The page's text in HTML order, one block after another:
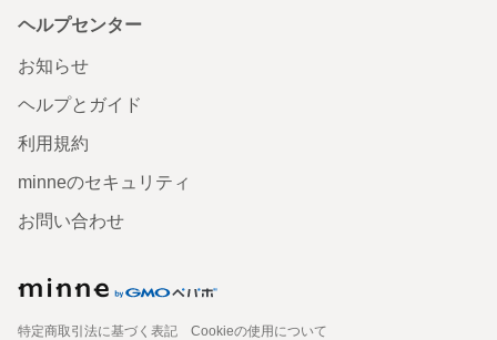
ヘルプセンター
お知らせ
ヘルプとガイド
利用規約
minneのセキュリティ
お問い合わせ
特定商取引法に基づく表記
Cookieの使用について